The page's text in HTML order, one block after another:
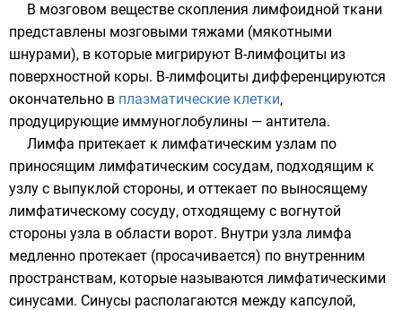
В мозговом веществе скопления лимфоидной ткани
представлены мозговыми тяжами (мякотными
шнурами), в которые мигрируют B-лимфоциты из
поверхностной коры. B-лимфоциты дифференцируются
окончательно в плазматические клетки,
продуцирующие иммуноглобулины — антитела.
Лимфа притекает к лимфатическим узлам по
приносящим лимфатическим сосудам, подходящим к
узлу с выпуклой стороны, и оттекает по выносящему
лимфатическому сосуду, отходящему с вогнутой
стороны узла в области ворот. Внутри узла лимфа
медленно протекает (просачивается) по внутренним
пространствам, которые называются лимфатическими
синусами. Синусы располагаются между капсулой,